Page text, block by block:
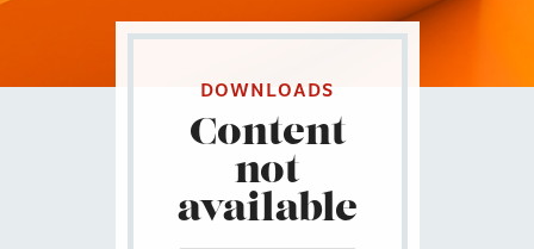
DOWNLOADS
Content
not
available